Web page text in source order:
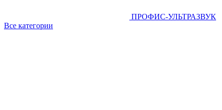
ПРОФИС-УЛЬТРАЗВУК
Все категории